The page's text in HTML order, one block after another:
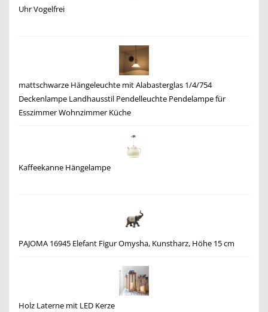
Uhr Vogelfrei
mattschwarze Hängeleuchte mit Alabasterglas 1/4/754
Deckenlampe Landhausstil Pendelleuchte Pendelampe für
Esszimmer Wohnzimmer Küche
Kaffeekanne Hängelampe
PAJOMA 16945 Elefant Figur Omysha, Kunstharz, Höhe 15 cm
Holz Laterne mit LED Kerze